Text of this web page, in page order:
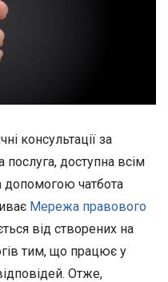
консультації за
доступна всім
допомогою чатбота
Мережа правового
від створених на
тим, що працює у
Отже,